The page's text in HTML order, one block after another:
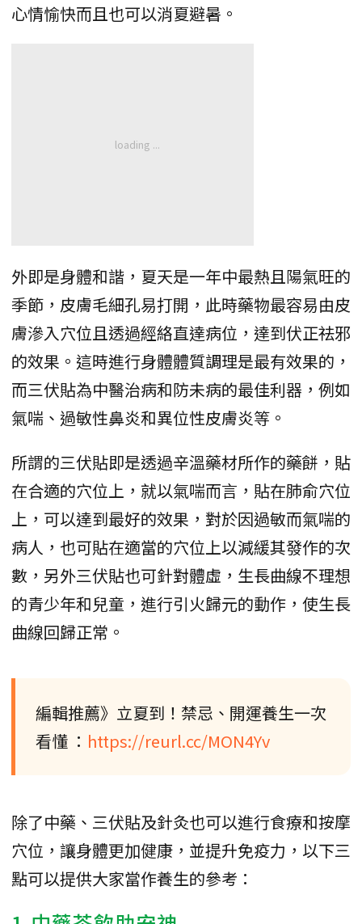
心情愉快而且也可以消夏避暑。
外即是身體和諧，夏天是一年中最熱且陽氣旺的
季節，皮膚毛細孔易打開，此時藥物最容易由皮
膚滲入穴位且透過經絡直達病位，達到伏正祛邪
的效果。這時進行身體體質調理是最有效果的，
而三伏貼為中醫治病和防未病的最佳利器，例如
氣喘、過敏性鼻炎和異位性皮膚炎等。
所謂的三伏貼即是透過辛溫藥材所作的藥餅，貼
在合適的穴位上，就以氣喘而言，貼在肺俞穴位
上，可以達到最好的效果，對於因過敏而氣喘的
病人，也可貼在適當的穴位上以減緩其發作的次
數，另外三伏貼也可針對體虛，生長曲線不理想
的青少年和兒童，進行引火歸元的動作，使生長
曲線回歸正常。
編輯推薦》立夏到！禁忌、開運養生一次
看懂 ： https://reurl.cc/MON4Yv
除了中藥、三伏貼及針灸也可以進行食療和按摩
穴位，讓身體更加健康，並提升免疫力，以下三
點可以提供大家當作養生的參考：